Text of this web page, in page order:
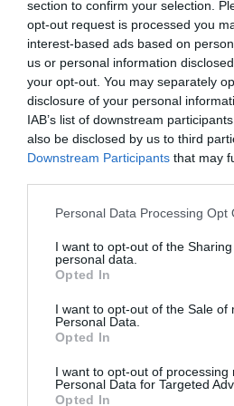
section to confirm your selection.
opt-out request is processed you
interest-based ads based on
us or personal information
your opt-out. You may separately
disclosure of your personal
IAB’s list of downstream
also be disclosed by us to third
Downstream Participants that may
Personal Data Processing Opt
I want to opt-out of the
personal data.
Opted In
I want to opt-out of the Sale of
Personal Data.
Opted In
I want to opt-out of processing
Personal Data for Targeted
Opted In
υπάρχουν και φλατ
εναρμονίζονται
πολυσυζητημένη τάση της
πολυτέλειας», όπως οι
μπαλαρίνες με τα σχέδια
Bally , αλλά και η Mary-Jane
στα φλατ παπούτσια, το
πασαρέλες και streetstyle
να δίνουν ξεκάθαρα την
τους σε αυτές του οίκου
που εμφανίστηκαν, το 2021,
πιο περιζήτητα σχέδια και